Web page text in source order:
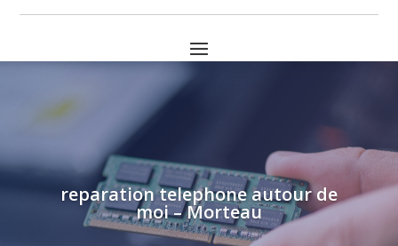
reparation telephone autour de
moi – Morteau